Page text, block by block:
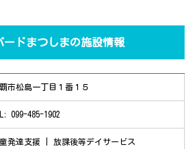
ードまつしまの施設情報
市松島一丁目１番１５
099-485-1902
発達支援 | 放課後等デイサービス